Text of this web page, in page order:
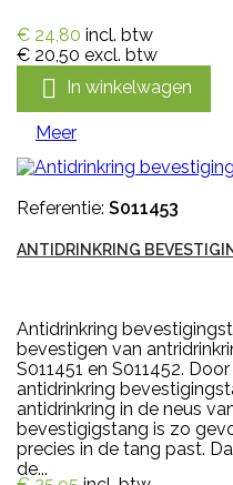
€ 24,80 incl. btw
€ 20,50 excl. btw
 In winkelwagen
Meer
Referentie: S011453
ANTIDRINKRING
Antidrinkring
bevestigen van
S011451 en S011452.
antidrinkring
antidrinkring in de neus
bevestigigstang is zo
precies in de tang past.
de...